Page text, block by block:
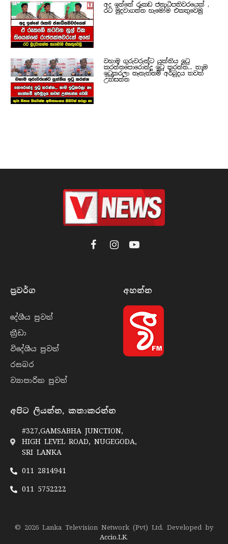
අද ඉන්නේ රූකඩ ජනාධිපතිවරයෙක් ,
රට මුදවාගන්න හැමෝම එකතුවෙමු
වහාම ගුරුවරුන්ට යුක්තිය ඉටු
කරන්නපොරොන්දු ඉටු කරන්න... තාම
ඉටුකරලා නෑනැත්නම් අර්බුදය තවත්
උත්සන්න
FacebookInstagramYouTube
ප්‍රවර්​ග
දේශීය පුව​ත්
ක්‍රී​ඩා
විදේශීය පුව​ත්
රසබ​ර
ව්‍යාපාරික පුව​ත්
අහන්​න
අපිට ලියන්න, කතාකරන්න
#327,GAMSABHA JUNCTION,
HIGH LEVEL ROAD, NUGEGODA,
SRI LANKA
011 2814941
011 5752222
© 2026 Lanka Television Network (Pvt) Ltd. Developed by
Accio.LK.